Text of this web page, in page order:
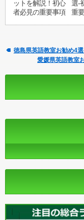
ットを解説！初心
者必見の重要事項
選-
重
徳島県英語教室お勧め4
愛媛県英語教室